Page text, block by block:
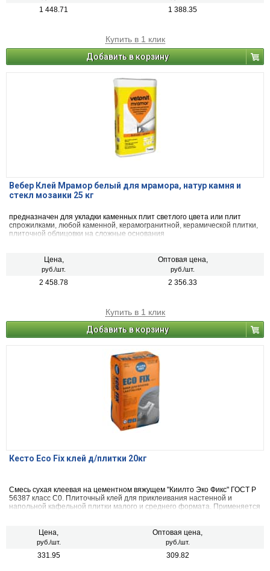
1 448.71 1 388.35
Купить в 1 клик
Добавить в корзину
Вебер Клей Мрамор белый для мрамора, натур камня и
стекл мозаики 25 кг
предназначен для укладки каменных плит светлого цвета или плит
спрожилками, любой каменной, керамогранитной, керамической плитки,
плиточной облицовки на сложные основания
Цена,
руб./шт.
Оптовая цена,
руб./шт.
2 458.78 2 356.33
Купить в 1 клик
Добавить в корзину
Кесто Eco Fix клей д/плитки 20кг
Смесь сухая клеевая на цементном вяжущем "Киилто Эко Фикс" ГОСТ Р
56387 класс С0. Плиточный клей для приклеивания настенной и
напольной кафельной плитки малого и среднего формата. Применяется
монтажа плит и блоков из ячеистого бетона. Для внутренних работ в
сухих и влажных помещениях.
Цена,
руб./шт.
Оптовая цена,
руб./шт.
331.95 309.82